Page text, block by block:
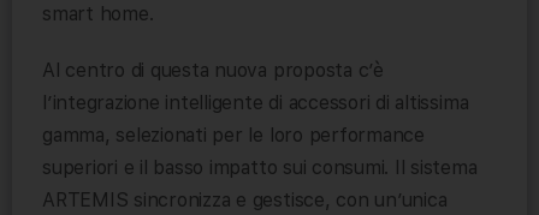
smart home.
Al centro di questa nuova proposta c’è
l’integrazione intelligente di accessori di altissima
gamma, selezionati per le loro performance
superiori e il basso impatto sui consumi. Il sistema
ARTEMIS sincronizza e gestisce, con un’unica